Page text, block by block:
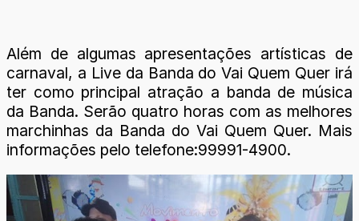
Além de algumas apresentações artísticas de
carnaval, a Live da Banda do Vai Quem Quer irá
ter como principal atração a banda de música
da Banda. Serão quatro horas com as melhores
marchinhas da Banda do Vai Quem Quer. Mais
informações pelo telefone:99991-4900.